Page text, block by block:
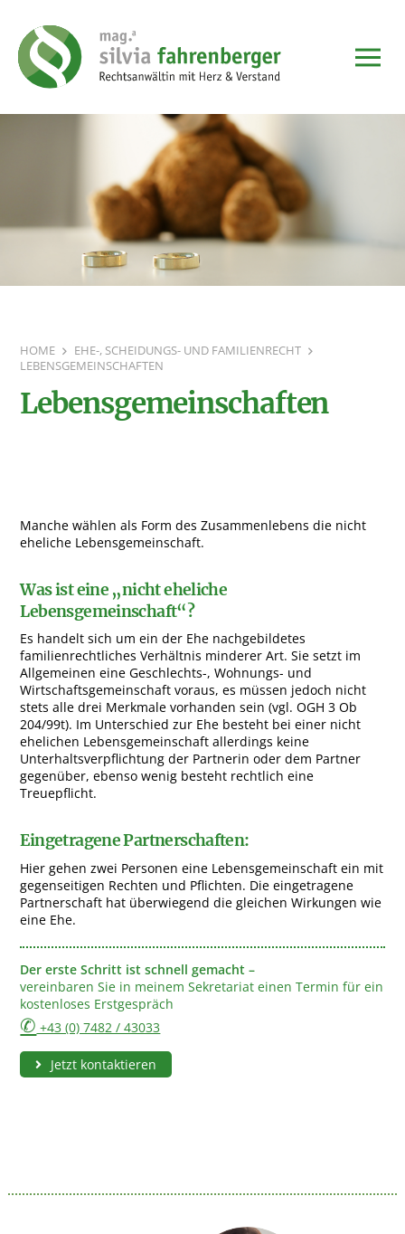
HOME
EHE-, SCHEIDUNGS- UND FAMILIENRECHT
LEBENSGEMEINSCHAFTEN
Lebensgemeinschaften
Manche wählen als Form des Zusammenlebens die nicht
eheliche Lebensgemeinschaft.
Was ist eine „nicht eheliche
Lebensgemeinschaft“?
Es handelt sich um ein der Ehe nachgebildetes
familienrechtliches Verhältnis minderer Art. Sie setzt im
Allgemeinen eine Geschlechts-, Wohnungs- und
Wirtschaftsgemeinschaft voraus, es müssen jedoch nicht
stets alle drei Merkmale vorhanden sein (vgl. OGH 3 Ob
204/99t). Im Unterschied zur Ehe besteht bei einer nicht
ehelichen Lebensgemeinschaft allerdings keine
Unterhaltsverpflichtung der Partnerin oder dem Partner
gegenüber, ebenso wenig besteht rechtlich eine
Treuepflicht.
Eingetragene Partnerschaften:
Hier gehen zwei Personen eine Lebensgemeinschaft ein mit
gegenseitigen Rechten und Pflichten. Die eingetragene
Partnerschaft hat überwiegend die gleichen Wirkungen wie
eine Ehe.
Der erste Schritt ist schnell gemacht –
vereinbaren Sie in meinem Sekretariat einen Termin für ein
kostenloses Erstgespräch
✆ +43 (0) 7482 / 43033
Jetzt kontaktieren